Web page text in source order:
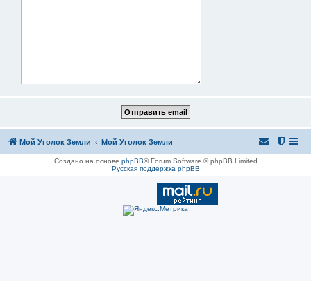
Мой Уголок Земли Мой Уголок Земли
Создано на основе phpBB® Forum Software © phpBB Limited
Русская поддержка phpBB